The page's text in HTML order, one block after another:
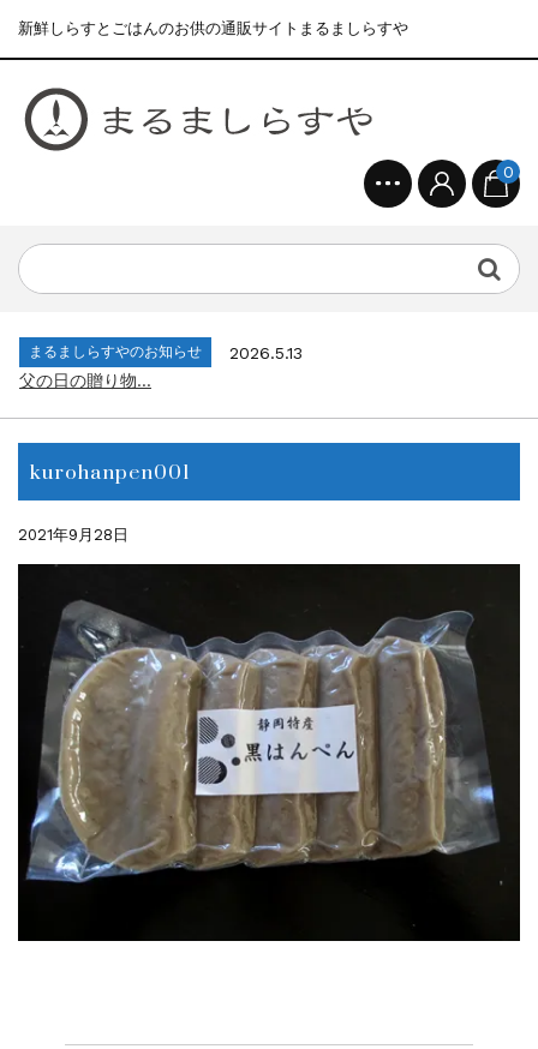
新鮮しらすとごはんのお供の通販サイトまるましらすや
0
夏の贈り物...
まるましらすやのお知らせ
2026.5.13
まるましらすやのお知らせ
2026.4.17
生しらす、生桜えびの沖漬け...
まるましらすやのお知らせ
まるましらすやのお知らせ
父の日の贈り物...
まるましらすやのお知らせ
2026.4.17
生しらす、生桜えびの沖漬け...
まるましらすやのお知らせ
2026.3.21
しらす、桜えび新漁始まりました！！...
まるましらすやのお知らせ
2026.1.15
合格を❝しらす❞！！知らせよう！...
kurohanpen001
2021年9月28日